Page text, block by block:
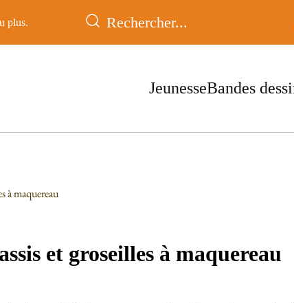
plus.
JeunesseBandes
à maquereau
et groseilles à maquereau